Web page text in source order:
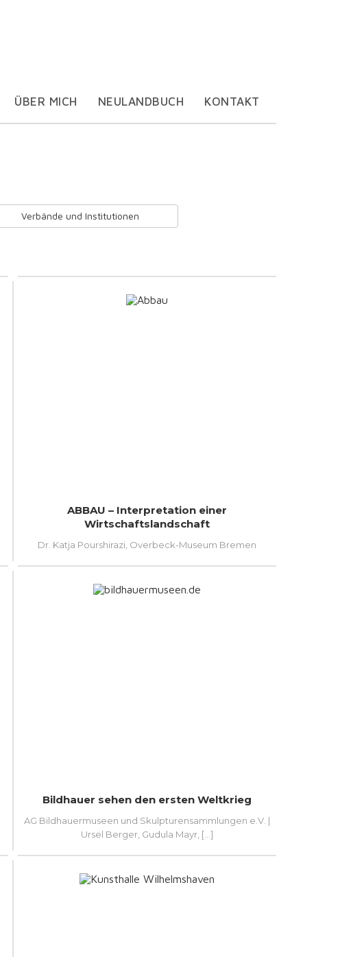
ÜBER MICH NEULANDBUCH KONTAKT
Verbände und Institutionen
ABBAU – Interpretation einer
Wirtschaftslandschaft
Dr. Katja Pourshirazi, Overbeck-Museum Bremen
Bildhauer sehen den ersten Weltkrieg
AG Bildhauermuseen und Skulpturensammlungen e.V. |
Ursel Berger, Gudula Mayr, [...]